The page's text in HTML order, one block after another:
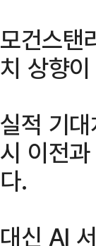
모건스탠
치 상향
실적 기
시 이전
다.
대신 AI